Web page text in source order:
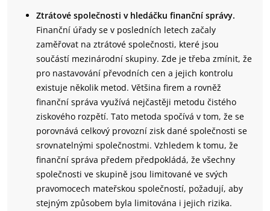
Ztrátové společnosti v hledáčku finanční správy.
Finanční úřady se v posledních letech začaly
zaměřovat na ztrátové společnosti, které jsou
součástí mezinárodní skupiny. Zde je třeba zmínit, že
pro nastavování převodních cen a jejich kontrolu
existuje několik metod. Většina firem a rovněž
finanční správa využívá nejčastěji metodu čistého
ziskového rozpětí. Tato metoda spočívá v tom, že se
porovnává celkový provozní zisk dané společnosti se
srovnatelnými společnostmi. Vzhledem k tomu, že
finanční správa předem předpokládá, že všechny
společnosti ve skupině jsou limitované ve svých
pravomocech mateřskou společností, požadují, aby
stejným způsobem byla limitována i jejich rizika.